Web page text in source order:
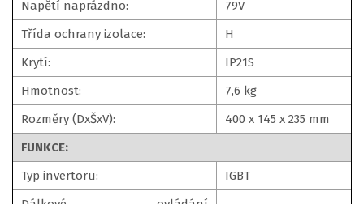
Napětí naprázdno:
79V
Třída ochrany izolace:
H
Krytí:
IP21S
Hmotnost:
7,6 kg
Rozměry (DxŠxV):
400 x 145 x 235 mm
FUNKCE:
Typ invertoru:
IGBT